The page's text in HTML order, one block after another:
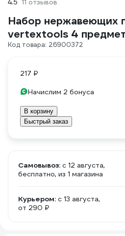
4.5 11 отзывов
Набор нержавеющих
vertextools 4
Код товара: 26900372
217 ₽
Начислим 2 бонуса
В корзину
Быстрый заказ
Самовывоз: c 12 августа,
бесплатно, из 1 магазина
Курьером: c 13 августа,
от 290 ₽